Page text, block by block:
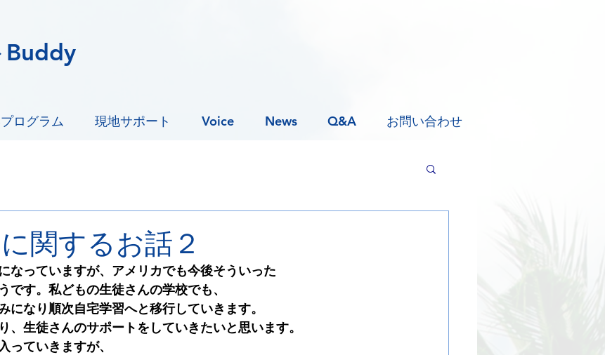
Buddy
ログラム 現地サポート Voice News Q&A お問い合わせ
関するお話２
なっていますが、アメリカでも今後そういった
です。私どもの生徒さんの学校でも、
になり順次自宅学習へと移行していきます。
、生徒さんのサポートをしていきたいと思います。
っていきますが、